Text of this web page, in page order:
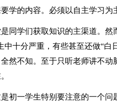
学的内容。必须以自主学习为
是同学们获取知识的主渠道。
中十分严重，有些甚至还做“白
然不知。至于只听老师讲不
初一学生特别要注意的一个